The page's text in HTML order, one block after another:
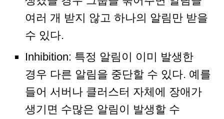
여러 개 받지 않고 하나의 알림만 받을
수 있다.
Inhibition: 특정 알림이 이미 발생한
경우 다른 알림을 중단할 수 있다. 예를
들어 서버나 클러스터 자체에 장애가
생기면 수많은 알림이 발생할 수